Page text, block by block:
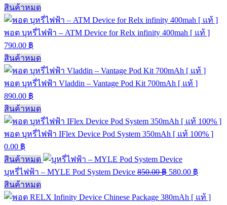
สินค้าหมด
พอต บุหรี่ไฟฟ้า – ATM Device for Relx infinity 400mah [ แท้ ]
790.00 ฿
สินค้าหมด
พอต บุหรี่ไฟฟ้า Vladdin – Vantage Pod Kit 700mAh [ แท้ ]
890.00 ฿
สินค้าหมด
พอต บุหรี่ไฟฟ้า IFlex Device Pod System 350mAh [ แท้ 100% ]
0.00 ฿
สินค้าหมด
บุหรี่ไฟฟ้า – MYLE Pod System Device 850.00฿ 580.00 ฿
สินค้าหมด